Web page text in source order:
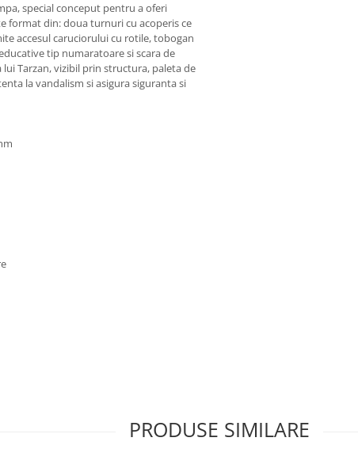
special conceput pentru a oferi
format din: doua turnuri cu acoperis ce
accesul caruciorului cu rotile, tobogan
tip numaratoare si scara de
Tarzan, vizibil prin structura, paleta de
la vandalism si asigura siguranta si
PRODUSE SIMILARE